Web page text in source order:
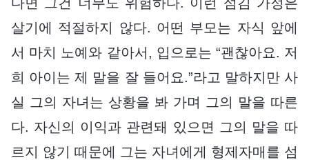
살기에 적절하지 않다. 어떤 부모는 자식 앞에
서 마치 노예와 같아서, 입으로는 “괜찮아요. 저
희 아이는 제 말을 잘 들어요.”라고 말하지만 사
실 그의 자녀는 상황을 봐 가며 그의 말을 따른
다. 자신의 이익과 관련돼 있으면 그의 말을 따
르지 않기 때문에 그는 자녀에게 형제자매를 섬